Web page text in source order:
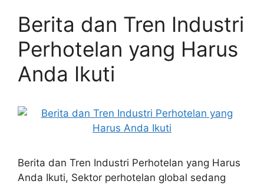
Berita dan Tren Industri
Perhotelan yang Harus
Anda Ikuti
Berita dan Tren Industri Perhotelan yang Harus
Anda Ikuti, Sektor perhotelan global sedang